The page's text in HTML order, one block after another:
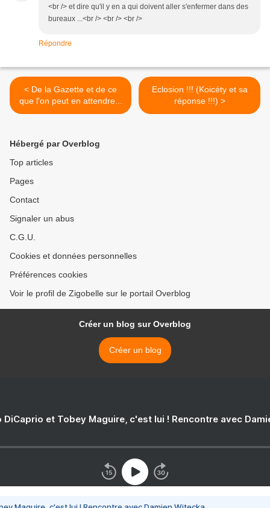
<br /> et dire qu'il y en a qui doivent aller s'enfermer dans des
bureaux ...<br /> <br /> <br />
Répondre
< De la Gazette et de ce
que l'on peut en attendre...
Eclosion !!! (Koicéty et sa
réponse !!!) >
Hébergé par Overblog
Top articles
Pages
Contact
Signaler un abus
C.G.U.
Cookies et données personnelles
Préférences cookies
Voir le profil de Zigobelle sur le portail Overblog
Créer un blog sur Overblog
Créer un blog
DiCaprio et Tobey Maguire, c'est lui ! Rencontre avec